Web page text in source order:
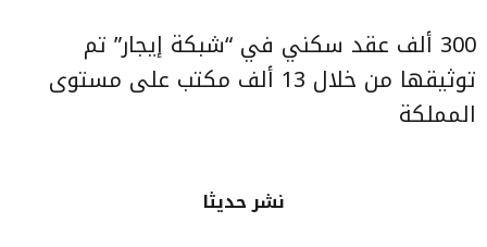
300 ألف عقد سكني في “شبكة إيجار” تم
توثيقها من خلال 13 ألف مكتب على مستوى
المملكة
نشر حديثا